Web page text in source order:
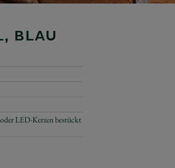
BLAU
oder LED-Kerzen bestückt